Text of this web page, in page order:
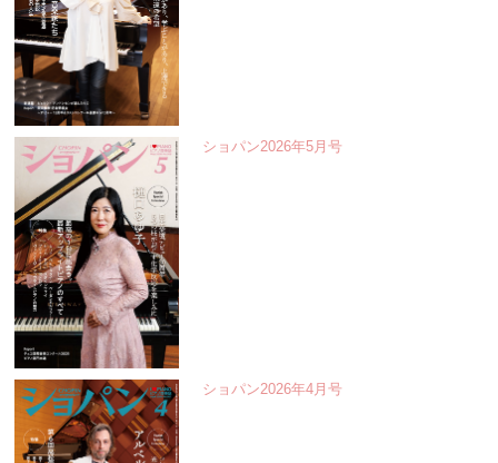
ショパン2026年5月号
ショパン2026年4月号